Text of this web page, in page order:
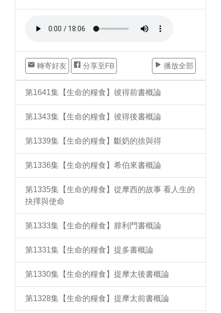
轉寄好友 分享至FB 播放全部
第1641集【生命的糧食】彼得前書概論
第1343集【生命的糧食】彼得後書概論
第1339集【生命的糧食】斷奶的捨與得
第1336集【生命的糧食】希伯來書概論
第1335集【生命的糧食】從摩西的故事 看人生的
抉擇與使命
第1333集【生命的糧食】腓利門書概論
第1331集【生命的糧食】提多書概論
第1330集【生命的糧食】提摩太後書概論
第1328集【生命的糧食】提摩太前書概論